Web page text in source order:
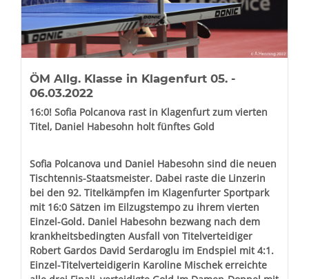
ÖM Allg. Klasse in Klagenfurt 05. -
06.03.2022
16:0! Sofia Polcanova rast in Klagenfurt zum vierten
Titel, Daniel Habesohn holt fünftes Gold
Sofia Polcanova und Daniel Habesohn sind die neuen
Tischtennis-Staatsmeister. Dabei raste die Linzerin
bei den 92. Titelkämpfen im Klagenfurter Sportpark
mit 16:0 Sätzen im Eilzugstempo zu ihrem vierten
Einzel-Gold. Daniel Habesohn bezwang nach dem
krankheitsbedingten Ausfall von Titelverteidiger
Robert Gardos David Serdaroglu im Endspiel mit 4:1.
Einzel-Titelverteidigerin Karoline Mischek erreichte